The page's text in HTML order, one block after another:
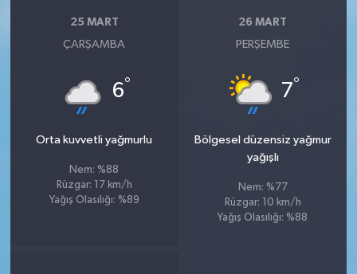
25 MART
ÇARŞAMBA
6°
Orta kuvvetli yağmurlu
Nem: %88
Rüzgar: 17 km/h
Yağış Olasılığı: %89
26 MART
PERŞEMBE
7°
Bölgesel düzensiz yağmur
yağışlı
Nem: %77
Rüzgar: 10 km/h
Yağış Olasılığı: %88